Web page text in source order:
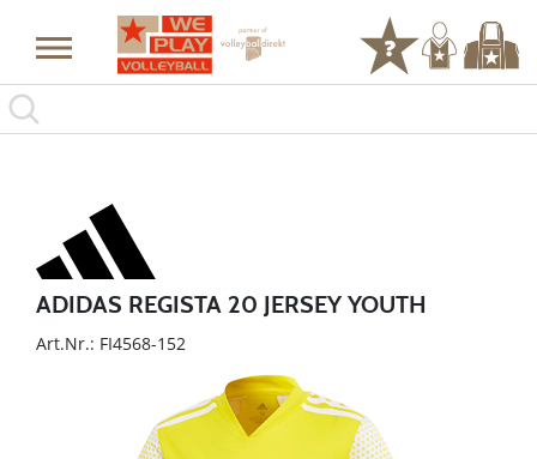
ADIDAS REGISTA 20 JERSEY YOUTH
Art.Nr.: FI4568-152